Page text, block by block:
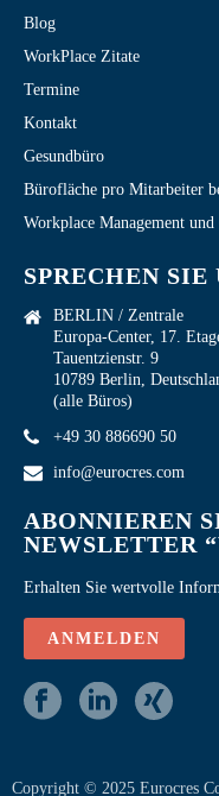
Blog
WorkPlace Zitate
Termine
Kontakt
Gesundbüro
Bürofläche pro Mitarbeiter
Workplace Management
SPRECHEN SIE
BERLIN / Zentrale
Europa-Center, 17.
Tauentzienstr. 9
10789 Berlin,
(alle Büros)
+49 30 886690 50
info@eurocres.com
ABONNIEREN
NEWSLETTER
Erhalten Sie wertvolle
ANMELDEN
Copyright © 2025 Eurocres